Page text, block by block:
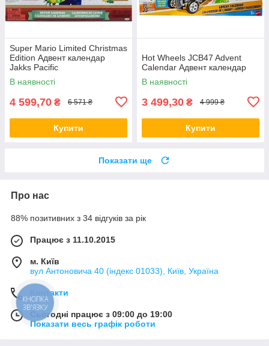
Super Mario Limited Christmas
Edition Адвент календар
Jakks Pacific
В наявності
4 599,70 ₴ 6 571 ₴
Купити
Hot Wheels JCB47 Advent
Calendar Адвент календар
В наявності
3 499,30 ₴ 4 999 ₴
Купити
Показати ще
Про нас
88% позитивних з 34 відгуків за рік
Працює з 11.10.2015
м. Київ
вул Антоновича 40 (індекс 01033), Київ, Україна
Контакти
Сьогодні працює з 09:00 до 19:00
Показати весь графік роботи
КНОПКА
ЗВ'ЯЗКУ